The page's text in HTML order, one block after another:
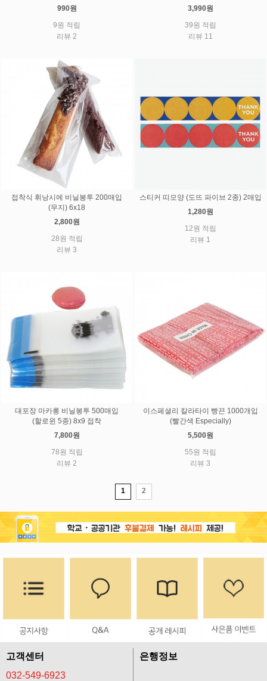
990원
9원 적립
리뷰 2
3,990원
39원 적립
리뷰 11
접착식 휘낭시에 비닐봉투 200매입
(무지) 6x18
2,800원
28원 적립
리뷰 3
스티커 띠모양 (도뜨 파이브 2종) 2매입
1,280원
12원 적립
리뷰 1
대포장 마카롱 비닐봉투 500매입
(할로윈 5종) 8x9 접착
7,800원
78원 적립
리뷰 2
이스페셜리 칼라타이 빵끈 1000개입
(빨간색 Especially)
5,500원
55원 적립
리뷰 3
1 2
고객센터
032-549-6923
은행정보